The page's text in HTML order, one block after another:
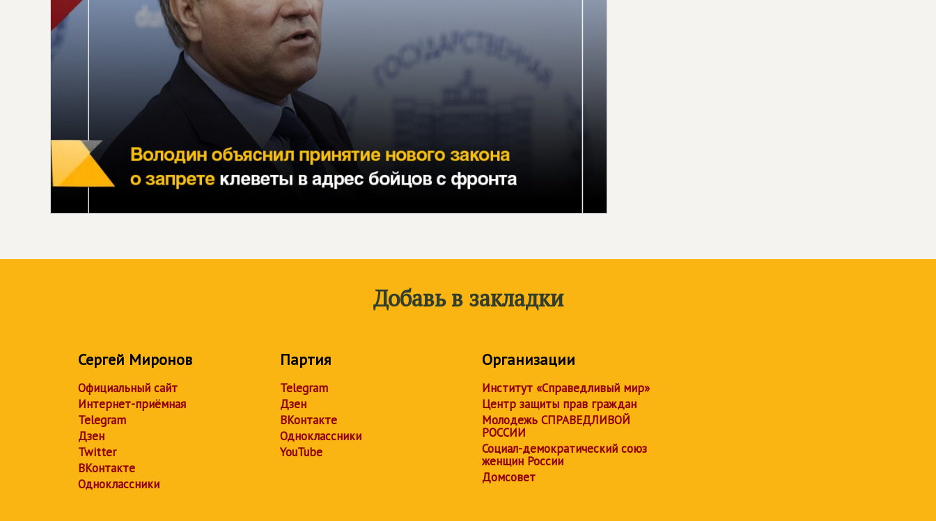
Добавь в закладки
Сергей Миронов
Официальный сайт
Интернет-приёмная
Telegram
Дзен
Twitter
ВКонтакте
Одноклассники
Партия
Telegram
Дзен
ВКонтакте
Одноклассники
YouTube
Организации
Институт «Справедливый мир»
Центр защиты прав граждан
Молодежь СПРАВЕДЛИВОЙ
РОССИИ
Социал-демократический союз
женщин России
Домсовет